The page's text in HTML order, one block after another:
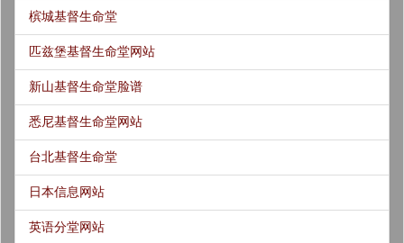
槟城基督生命堂
匹兹堡基督生命堂网站
新山基督生命堂脸谱
悉尼基督生命堂网站
台北基督生命堂
日本信息网站
英语分堂网站